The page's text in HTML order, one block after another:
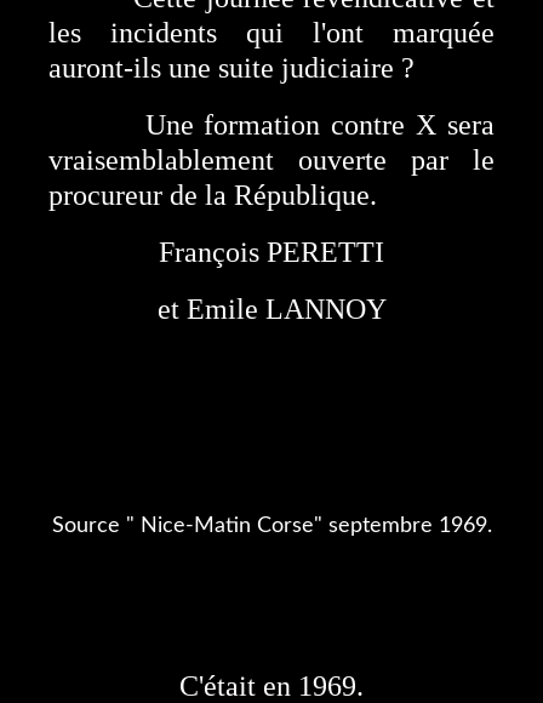
les incidents qui l'ont marquée
auront-ils une suite judiciaire ?
Une formation contre X sera
vraisemblablement ouverte par le
procureur de la République.
François PERETTI
et Emile LANNOY
Source " Nice-Matin Corse" septembre 1969.
C'était en 1969.